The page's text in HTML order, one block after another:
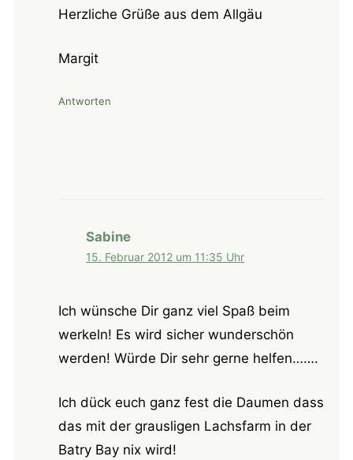
Herzliche Grüße aus dem Allgäu
Margit
Antworten
Sabine
15. Februar 2012 um 11:35 Uhr
Ich wünsche Dir ganz viel Spaß beim
werkeln! Es wird sicher wunderschön
werden! Würde Dir sehr gerne helfen…….
Ich dück euch ganz fest die Daumen dass
das mit der grausligen Lachsfarm in der
Batry Bay nix wird!